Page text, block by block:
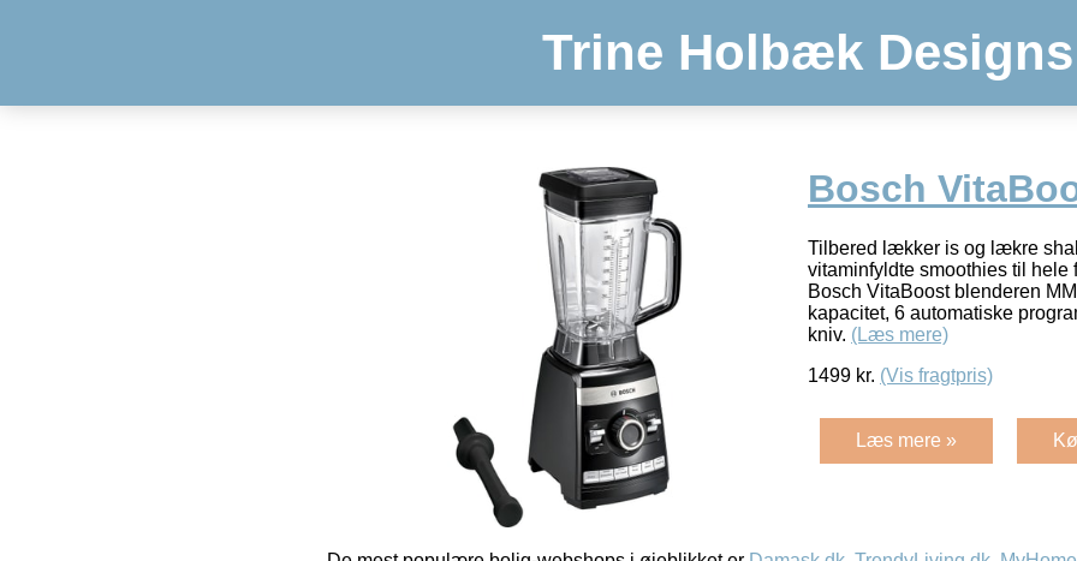
Trine Holbæk Designs
Bosch
Tilbered lækker is og lækre
vitaminfyldte smoothies til
Bosch VitaBoost blenderen
kapacitet, 6 automatiske
kniv. (Læs mere)
1499 kr. (Vis fragtpris)
Læs mere »